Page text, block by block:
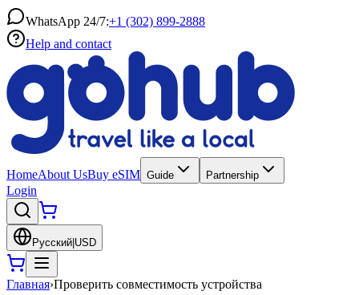
WhatsApp 24/7:+1 (302) 899-2888
Help and contact
HomeAbout UsBuy eSIM Guide Partnership
Login
Русский USD
Главная›Проверить совместимость устройства